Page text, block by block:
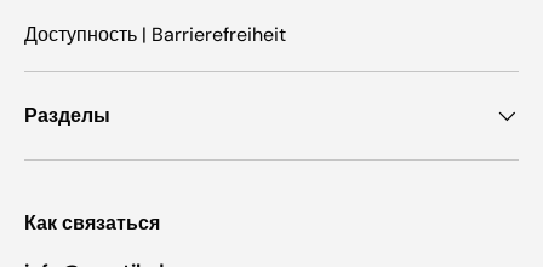
Доступность | Barrierefreiheit
Разделы
Как связаться